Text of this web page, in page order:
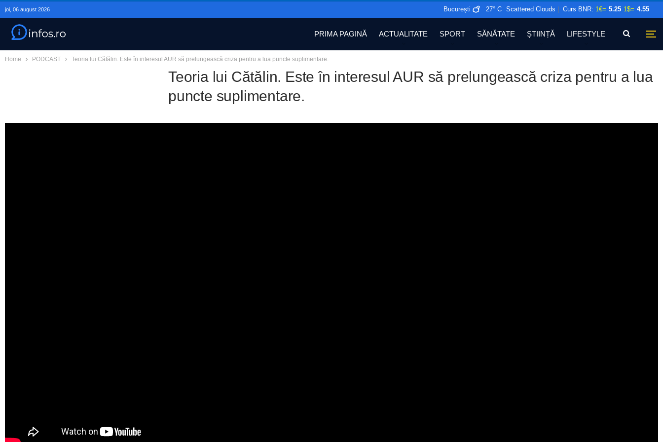
joi, 06 august 2026 București 27° C Scattered Clouds |Curs BNR: 1€= 5.25 1$= 4.55
PRIMA PAGINĂ ACTUALITATE SPORT SĂNĂTATE ȘTIINȚĂ LIFESTYLE
Home PODCAST Teoria lui Cătălin. Este în interesul AUR să prelungească criza pentru a lua puncte suplimentare.
Teoria lui Cătălin. Este în interesul AUR să prelungească criza pentru a lua
puncte suplimentare.